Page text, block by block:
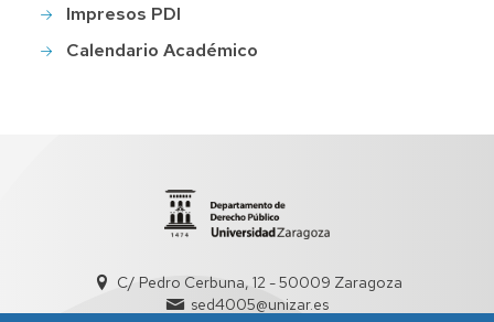
Impresos PDI
Calendario Académico
C/ Pedro Cerbuna, 12 - 50009 Zaragoza
sed4005@unizar.es